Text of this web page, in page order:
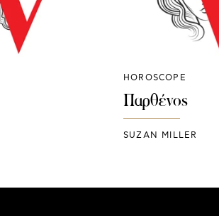
HOROSCOPE
Παρθένος
SUZAN MILLER